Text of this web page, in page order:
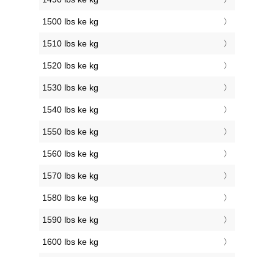
1500 lbs ke kg
1510 lbs ke kg
1520 lbs ke kg
1530 lbs ke kg
1540 lbs ke kg
1550 lbs ke kg
1560 lbs ke kg
1570 lbs ke kg
1580 lbs ke kg
1590 lbs ke kg
1600 lbs ke kg